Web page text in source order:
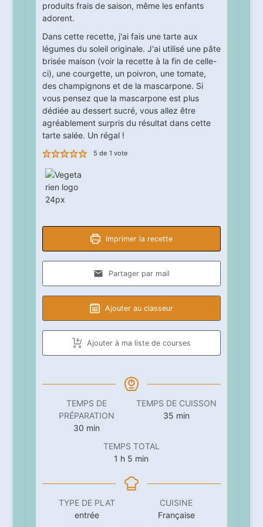
produits frais de saison, même les enfants
adorent.
Dans cette recette, j'ai fais une tarte aux
légumes du soleil originale. J'ai utilisé une pâte
brisée maison (voir la recette à la fin de celle-
ci), une courgette, un poivron, une tomate,
des champignons et de la mascarpone. Si
vous pensez que la mascarpone est plus
dédiée au dessert sucré, vous allez être
agréablement surpris du résultat dans cette
tarte salée. Un régal !
5 de 1 vote
Imprimer la recette
Partager par mail
Ajouter au classeur
Ajouter à ma liste de courses
TEMPS DE
PRÉPARATION
30 minutes
min
TEMPS DE CUISSON
35minutes
min
TEMPS TOTAL
1 heure
h 5 minutes
min
TYPE DE PLAT
entrée
CUISINE
Française